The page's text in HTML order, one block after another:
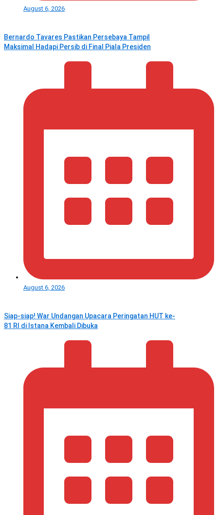
August 6, 2026
Bernardo Tavares Pastikan Persebaya Tampil
Maksimal Hadapi Persib di Final Piala Presiden
August 6, 2026
Siap-siap! War Undangan Upacara Peringatan HUT ke-
81 RI di Istana Kembali Dibuka